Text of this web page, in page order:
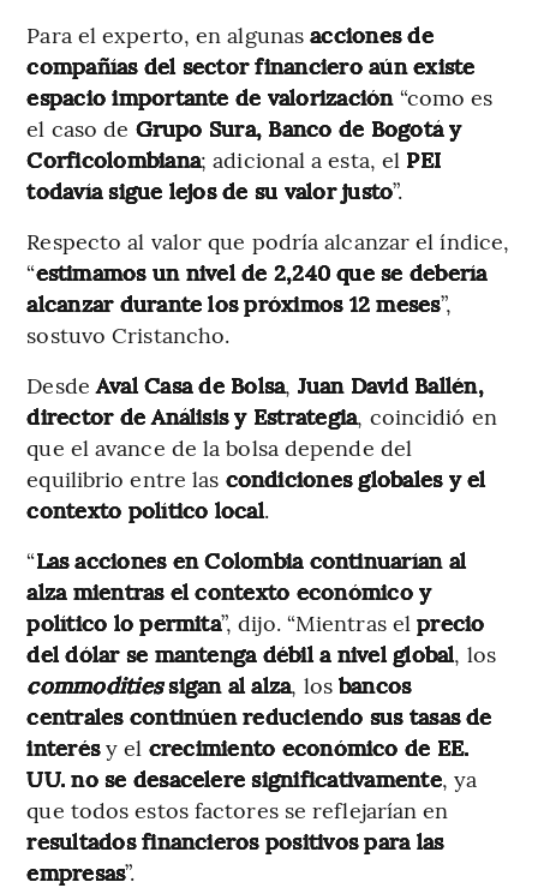
Para el experto, en algunasacciones de
compañías del sector financiero aún existe
espacio importante de valorización“como es
el caso de Grupo Sura, Banco de Bogotá y
Corficolombiana; adicional a esta, el PEI
todavía sigue lejos de su valor justo”.
Respecto al valor que podría alcanzar el índice,
“estimamos un nivel de 2,240 que se debería
alcanzar durante los próximos 12 meses”,
sostuvo Cristancho.
DesdeAval Casa de Bolsa, Juan David Ballén,
director de Análisis y Estrategia, coincidió en
que el avance de la bolsa depende del
equilibrio entre las condiciones globales y el
contexto político local.
“Las acciones en Colombia continuarían al
alza mientras el contexto económico y
político lo permita”, dijo. “Mientras elprecio
del dólar se mantenga débil a nivel global, los
commoditiessigan al alza, losbancos
centrales continúen reduciendo sus tasas de
interésy el crecimiento económico de EE.
UU. no se desacelere significativamente, ya
que todos estos factores se reflejarían en
resultados financieros positivos para las
empresas”.